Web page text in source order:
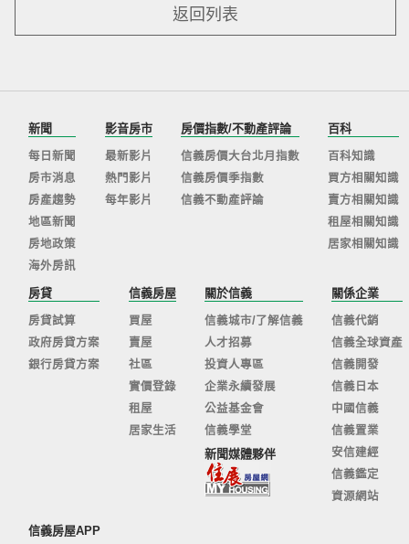
返回列表
新聞
每日新聞
房市消息
房產趨勢
地區新聞
房地政策
海外房訊
影音房市
最新影片
熱門影片
每年影片
房價指數/不動產評論
信義房價大台北月指數
信義房價季指數
信義不動產評論
百科
百科知識
買方相關知識
賣方相關知識
租屋相關知識
居家相關知識
房貸
房貸試算
政府房貸方案
銀行房貸方案
信義房屋
買屋
賣屋
社區
實價登錄
租屋
居家生活
關於信義
信義城市/了解信義
人才招募
投資人專區
企業永續發展
公益基金會
信義學堂
新聞媒體夥伴
關係企業
信義代銷
信義全球資產
信義開發
信義日本
中國信義
信義置業
安信建經
信義鑑定
資源網站
信義房屋APP